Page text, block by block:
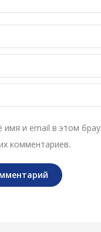
имя и email в этом
комментариев.